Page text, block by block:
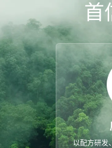
首
以配方研发